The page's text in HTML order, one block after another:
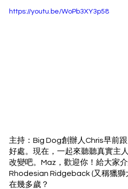
https://youtu.be/WoPb3XY3p58
主持：Big Dog創辦人Chris早前
好處。現在，一起來聽聽真實主
改變吧。Maz，歡迎你！給大家
Rhodesian Ridgeback (又稱獵獅
在幾多歲？